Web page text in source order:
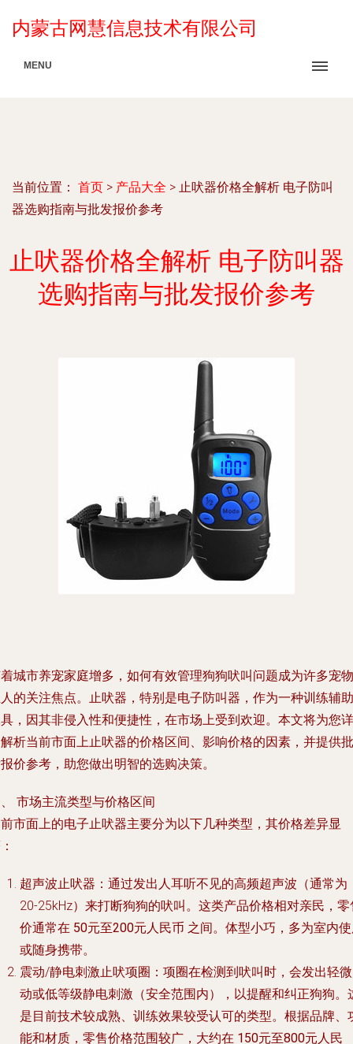
内蒙古网慧信息技术有限公司
MENU
当前位置： 首页 > 产品大全 > 止吠器价格全解析 电子防叫
器选购指南与批发报价参考
止吠器价格全解析 电子防叫器
选购指南与批发报价参考
城市养宠家庭增多，如何有效管理狗狗吠叫问题成为许多宠物
的关注焦点。止吠器，特别是电子防叫器，作为一种训练辅助
，因其非侵入性和便捷性，在市场上受到欢迎。本文将为您详
析当前市面上止吠器的价格区间、影响价格的因素，并提供批
价参考，助您做出明智的选购决策。
市场主流类型与价格区间
市面上的电子止吠器主要分为以下几种类型，其价格差异显
超声波止吠器：通过发出人耳听不见的高频超声波（通常为
20-25kHz）来打断狗狗的吠叫。这类产品价格相对亲民，零
价通常在 50元至200元人民币 之间。体型小巧，多为室内
或随身携带。
震动/静电刺激止吠项圈：项圈在检测到吠叫时，会发出轻
动或低等级静电刺激（安全范围内），以提醒和纠正狗狗。
是目前技术较成熟、训练效果较受认可的类型。根据品牌、
能和材质，零售价格范围较广，大约在 150元至800元人民